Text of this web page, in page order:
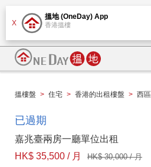
X
搵地 (OneDay) App
香港搵樓
搵樓盤 > 住宅 > 香港的出租樓盤 > 西區
已過期
嘉兆臺兩房一廳單位出租
HK$ 35,500 / 月
HK$ 30,000 / 月